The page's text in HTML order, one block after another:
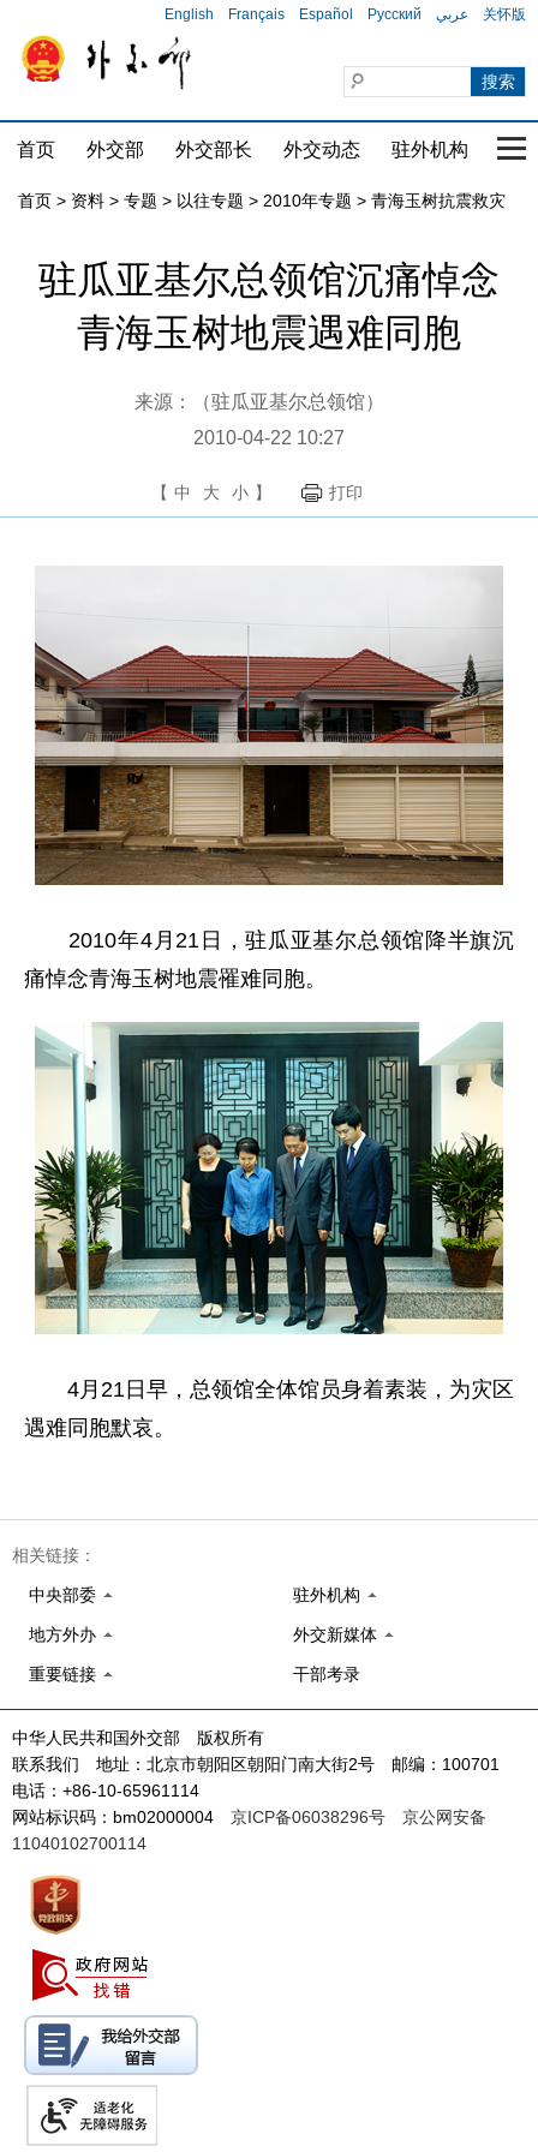
English Français Español Русский عربي 关怀版
首页 外交部 外交部长 外交动态 驻外机构 国
首页 > 资料 > 专题 > 以往专题 > 2010年专题 > 青海玉树抗震救灾
驻瓜亚基尔总领馆沉痛悼念
青海玉树地震遇难同胞
来源：（驻瓜亚基尔总领馆）
2010-04-22 10:27
【 中 大 小 】 打印
2010年4月21日，驻瓜亚基尔总领馆降半旗沉
痛悼念青海玉树地震罹难同胞。
4月21日早，总领馆全体馆员身着素装，为灾区
遇难同胞默哀。
相关链接：
中央部委 驻外机构
地方外办 外交新媒体
重要链接 干部考录
中华人民共和国外交部 版权所有
联系我们 地址：北京市朝阳区朝阳门南大街2号 邮编：100701
电话：+86-10-65961114
网站标识码：bm02000004 京ICP备06038296号
京公网安备
11040102700114